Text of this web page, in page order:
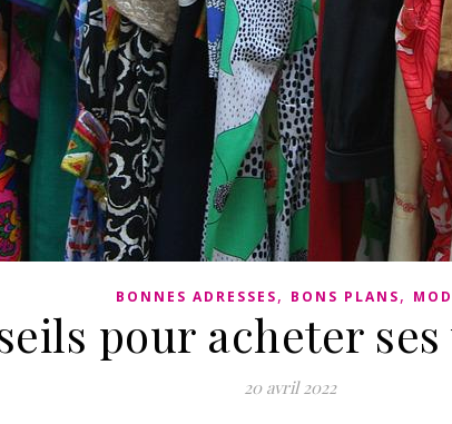
BONNES ADRESSES, BONS PLANS,
pour acheter
20 avril 2022